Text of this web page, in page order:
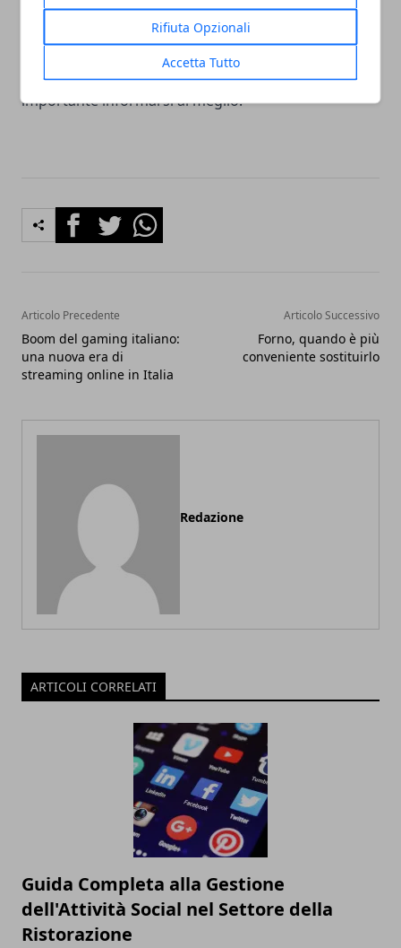
Rifiuta Opzionali
Accetta Tutto
soltanto uno svantaggio, ma anche un enorme
rischio per tutti coloro che investono. Prima di
immettersi in un'attività simile, dunque, è
importante informarsi al meglio.
FacebookTwitterWhatsapp
Articolo Precedente
Boom del gaming italiano:
una nuova era di
streaming online in Italia
Articolo Successivo
Forno, quando è più
conveniente sostituirlo
Redazione
ARTICOLI CORRELATI
Guida Completa alla Gestione
dell'Attività Social nel Settore della
Ristorazione